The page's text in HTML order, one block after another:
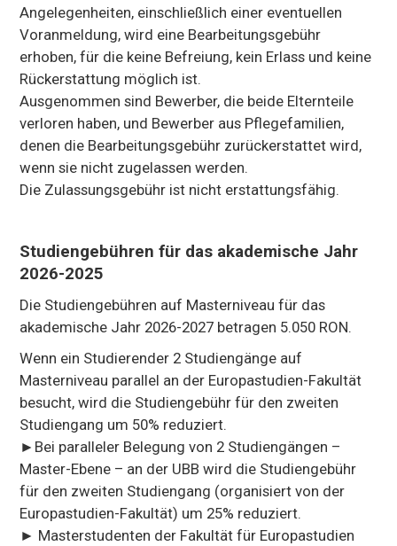
Angelegenheiten, einschließlich einer eventuellen
Voranmeldung, wird eine Bearbeitungsgebühr
erhoben, für die keine Befreiung, kein Erlass und keine
Rückerstattung möglich ist.
Ausgenommen sind Bewerber, die beide Elternteile
verloren haben, und Bewerber aus Pflegefamilien,
denen die Bearbeitungsgebühr zurückerstattet wird,
wenn sie nicht zugelassen werden.
Die Zulassungsgebühr ist nicht erstattungsfähig.
Studiengebühren für das akademische Jahr
2026-2025
Die Studiengebühren auf Masterniveau für das
akademische Jahr 2026-2027 betragen 5.050 RON.
Wenn ein Studierender 2 Studiengänge auf
Masterniveau parallel an der Europastudien-Fakultät
besucht, wird die Studiengebühr für den zweiten
Studiengang um 50% reduziert.
►Bei paralleler Belegung von 2 Studiengängen –
Master-Ebene – an der UBB wird die Studiengebühr
für den zweiten Studiengang (organisiert von der
Europastudien-Fakultät) um 25% reduziert.
► Masterstudenten der Fakultät für Europastudien